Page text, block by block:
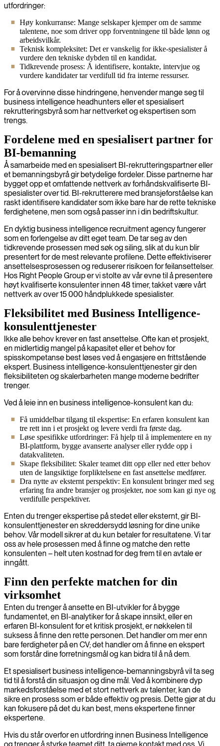
utfordringer:
Høy konkurranse: Mange selskaper kjemper om de samme
talentene, noe som driver opp forventningene til både lønn og
arbeidsvilkår.
Teknisk kompleksitet: Det er vanskelig for ikke-spesialister å
vurdere den tekniske dybden til en kandidat.
Tidkrevende prosess: Å identifisere, kontakte, intervjue og
vurdere kandidater tar verdifull tid fra interne ressurser.
For å overvinne disse hindringene, henvender mange seg til
business intelligence headhunters eller et spesialisert
rekrutteringsbyrå som har nettverket og ekspertisen som
trengs.
Fordelene med en spesialisert partner for
BI-bemanning
Å samarbeide med en spesialisert BI-rekrutteringspartner eller
et bemanningsbyrå gir betydelige fordeler. Disse partnerne har
bygget opp et omfattende nettverk av forhåndskvalifiserte BI-
spesialister over tid. BI-rekrutterere med bransjeforståelse kan
raskt identifisere kandidater som ikke bare har de rette tekniske
ferdighetene, men som også passer inn i din bedriftskultur.
En dyktig business intelligence recruitment agency fungerer
som en forlengelse av ditt eget team. De tar seg av den
tidkrevende prosessen med søk og siling, slik at du kun blir
presentert for de mest relevante profilene. Dette effektiviserer
ansettelsesprosessen og reduserer risikoen for feilansettelser.
Hos Right People Group er vi stolte av vår evne til å presentere
høyt kvalifiserte konsulenter innen 48 timer, takket være vårt
nettverk av over 15 000 håndplukkede spesialister.
Fleksibilitet med Business Intelligence-
konsulenttjenester
Ikke alle behov krever en fast ansettelse. Ofte kan et prosjekt,
en midlertidig mangel på kapasitet eller et behov for
spisskompetanse best løses ved å engasjere en frittstående
ekspert. Business intelligence-konsulenttjenester gir den
fleksibiliteten og skalerbarheten mange moderne bedrifter
trenger.
Ved å leie inn en business intelligence-konsulent kan du:
Få umiddelbar tilgang til ekspertise: En erfaren konsulent kan
tre rett inn i et prosjekt og levere verdi fra første dag.
Løse spesifikke utfordringer: Få hjelp til å implementere en ny
BI-plattform, bygge avanserte analyser eller rydde opp i
datakvaliteten.
Skape fleksibilitet: Skaler teamet ditt opp eller ned etter behov
uten de langsiktige forpliktelsene en fast ansettelse medfører.
Dra nytte av eksternt perspektiv: En konsulent bringer med seg
erfaring fra andre bransjer og prosjekter, noe som kan gi nye og
verdifulle perspektiver.
Enten du trenger ekspertise på stedet eller eksternt, gir BI-
konsulenttjenester en skreddersydd løsning for dine unike
behov. Vår modell sikrer at du kun betaler for resultatene. Vi tar
oss av hele prosessen med å finne og matche den rette
konsulenten – helt uten kostnad for deg frem til en avtale er
inngått.
Finn den perfekte matchen for din
virksomhet
Enten du trenger å ansette en BI-utvikler for å bygge
fundamentet, en BI-analytiker for å skape innsikt, eller en
erfaren BI-konsulent for et kritisk prosjekt, er nøkkelen til
suksess å finne den rette personen. Det handler om mer enn
bare ferdigheter på en CV; det handler om å finne en ekspert
som forstår dine forretningsmål og kan bidra til å nå dem.
Et spesialisert business intelligence-bemanningsbyrå vil ta seg
tid til å forstå din situasjon og dine mål. Ved å kombinere dyp
markedsforståelse med et stort nettverk av talenter, kan de
sikre en prosess som er både effektiv og presis. Dette gjør at du
kan fokusere på det du kan best, mens ekspertene finner
ekspertene.
Hvis du står overfor en utfordring innen Business Intelligence
og trenger å styrke teamet ditt, ta gjerne kontakt med oss. Vi